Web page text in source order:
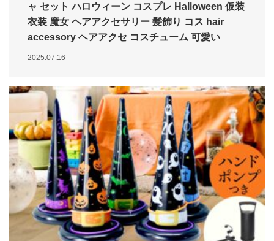
ャ セット ハロウィーン コスプレ Halloween 仮装
衣装 魔女 ヘアアクセサリー 髪飾り コス hair
accessory ヘアアクセ コスチューム 可愛い
2025.07.16